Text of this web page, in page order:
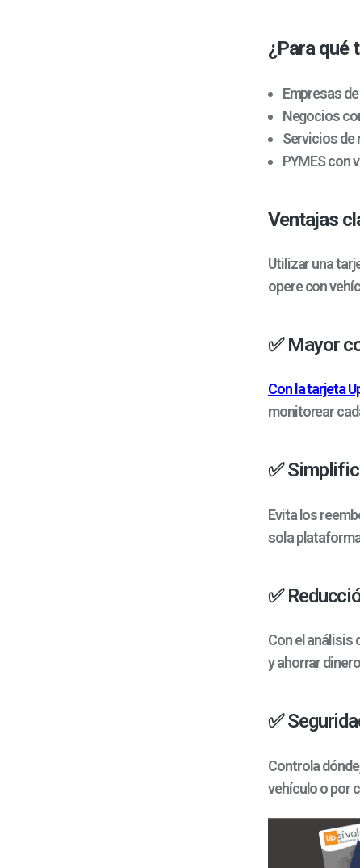
¿Para qué
Empresas
Negocios
Servicios de
PYMES con
Ventajas
Utilizar una
opere con
✅ Mayor
Con la tarjeta
monitorear
✅
Evita los
sola
✅
Con el análisis
y ahorrar
✅
Controla
vehículo o por